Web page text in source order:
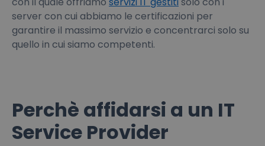
server con cui abbiamo le certificazioni per
garantire il massimo servizio e concentrarci solo su
quello in cui siamo competenti.
Perchè affidarsi a un IT
Service Provider